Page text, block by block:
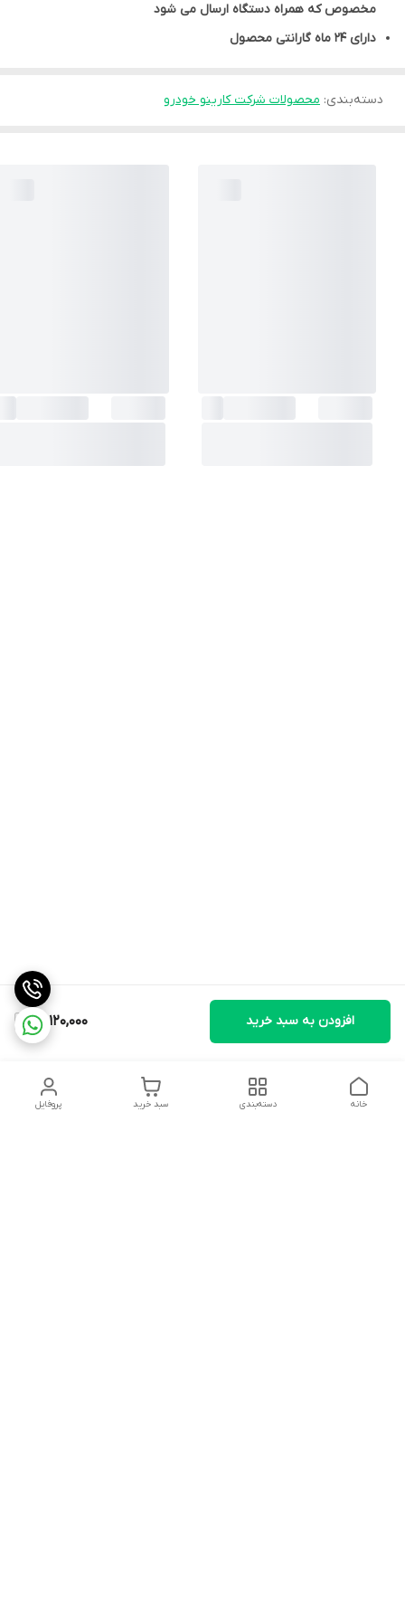
13,120,000 افزودن به سبد خرید
مخصوص که همراه دستگاه ارسال می شود
دارای 24 ماه گارانتی محصول
دسته‌بندی: محصولات شرکت کارینو خودرو
پروفایل سبد خرید دسته‌بندی خانه